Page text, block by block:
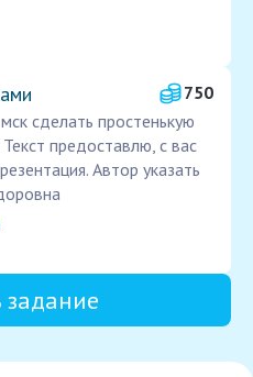
750
сделать простенькую
предоставлю, с вас
Автор указать
задание